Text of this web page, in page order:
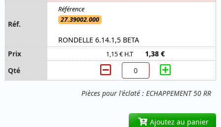
Pièces pour l'éclaté : ECHAPPEMENT 50 RR
27.39002.000
RONDELLE 6.14.1,5 BETA
1,15 € H.T 1,38 €
Ajoutez au panier